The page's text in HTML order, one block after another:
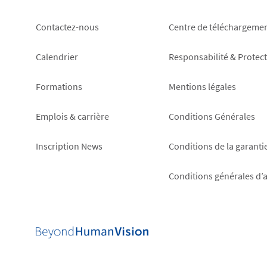
Footer
left
Contactez-nous
Calendrier
Formations
Emplois & carrière
Inscription News
Footer
right
Centre de
Responsabilité &
Mentions légales
Conditions Générales
Conditions de la
Conditions générales